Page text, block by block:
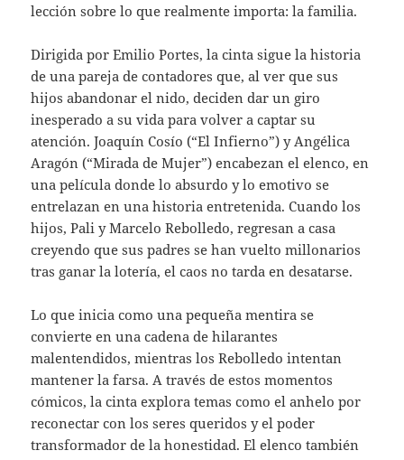
lección sobre lo que realmente importa: la familia.
Dirigida por Emilio Portes, la cinta sigue la historia
de una pareja de contadores que, al ver que sus
hijos abandonar el nido, deciden dar un giro
inesperado a su vida para volver a captar su
atención. Joaquín Cosío (“El Infierno”) y Angélica
Aragón (“Mirada de Mujer”) encabezan el elenco, en
una película donde lo absurdo y lo emotivo se
entrelazan en una historia entretenida. Cuando los
hijos, Pali y Marcelo Rebolledo, regresan a casa
creyendo que sus padres se han vuelto millonarios
tras ganar la lotería, el caos no tarda en desatarse.
Lo que inicia como una pequeña mentira se
convierte en una cadena de hilarantes
malentendidos, mientras los Rebolledo intentan
mantener la farsa. A través de estos momentos
cómicos, la cinta explora temas como el anhelo por
reconectar con los seres queridos y el poder
transformador de la honestidad. El elenco también